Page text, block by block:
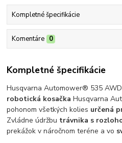
Kompletné špecifikácie
Komentáre 0
Kompletné špecifikácie
Husqvarna Automower® 535
robotická kosačka Husqvarna
pohonom všetkých kolies určená
Zvládne údržbu trávnika s
prekážok v náročnom teréne a vo